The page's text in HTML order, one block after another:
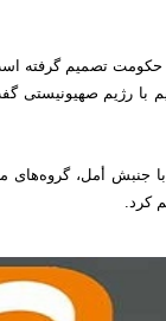
حکومت تصمیم گرفته
با رژیم صهیونیستی
با جنبش أمل،
کرد.